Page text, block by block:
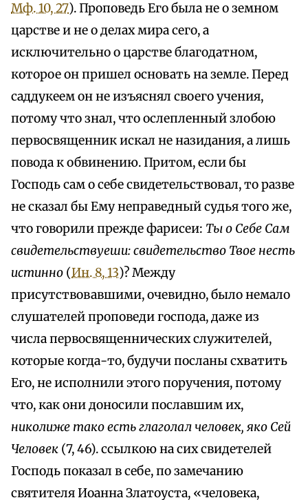
Мф. 10, 27). Проповедь Его была не о земном
царстве и не о делах мира сего, а
исключительно о царстве благодатном,
которое он пришел основать на земле. Перед
саддукеем он не изъяснял своего учения,
потому что знал, что ослепленный злобою
первосвященник искал не назидания, а лишь
повода к обвинению. Притом, если бы
Господь сам о себе свидетельствовал, то разве
не сказал бы Ему неправедный судья того же,
что говорили прежде фарисеи: Ты о Себе Сам
свидетельствуеши: свидетельство Твое несть
истинно (Ин. 8, 13)? Между
присутствовавшими, очевидно, было немало
слушателей проповеди господа, даже из
числа первосвященнических служителей,
которые когда-то, будучи посланы схватить
Его, не исполнили этого поручения, потому
что, как они доносили пославшим их,
николиже тако есть глаголал человек, яко Сей
Человек (7, 46). ссылкою на сих свидетелей
Господь показал в себе, по замечанию
святителя Иоанна Златоуста, «человека,